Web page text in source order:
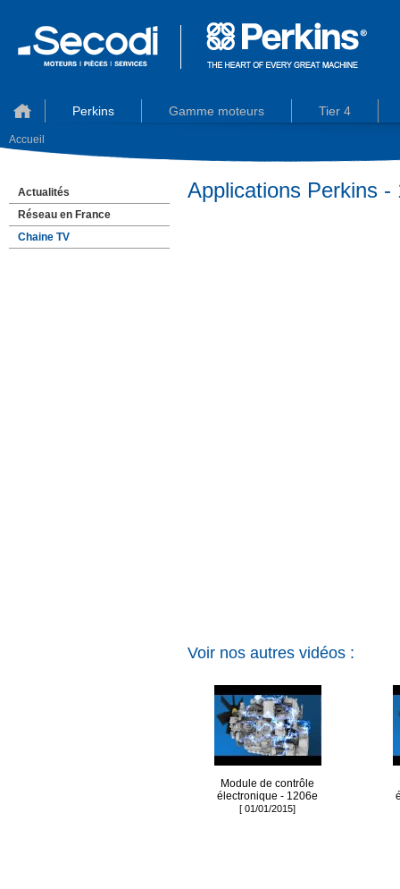
Perkins Gamme moteurs Tier 4
Accueil
Actualités
Réseau en France
Chaine TV
Applications Perkins -
Voir nos autres vidéos :
Module de contrôle
électronique - 1206e
[ 01/01/2015]